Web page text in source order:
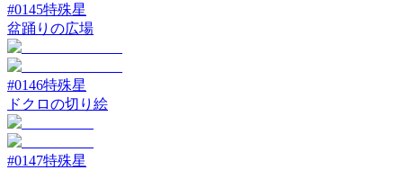
#0145特殊星
盆踊りの広場
#0146特殊星
ドクロの切り絵
#0147特殊星